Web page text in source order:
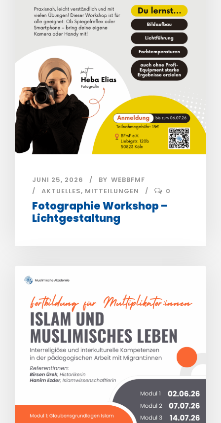
JUNI 25, 2026 BY WEBBFMF
AKTUELLES, MITTEILUNGEN 0
Fotographie Workshop –
Lichtgestaltung